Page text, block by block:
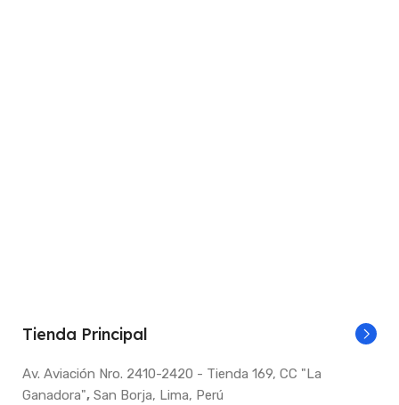
Tienda Principal
Av. Aviación Nro. 2410-2420 - Tienda 169, CC "La
Ganadora", San Borja, Lima, Perú